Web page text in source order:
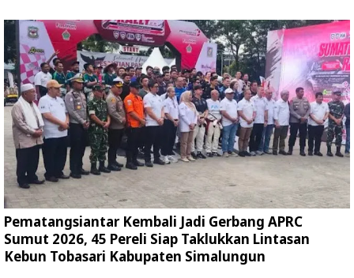
Pematangsiantar Kembali Jadi Gerbang APRC
Sumut 2026, 45 Pereli Siap Taklukkan Lintasan
Kebun Tobasari Kabupaten Simalungun